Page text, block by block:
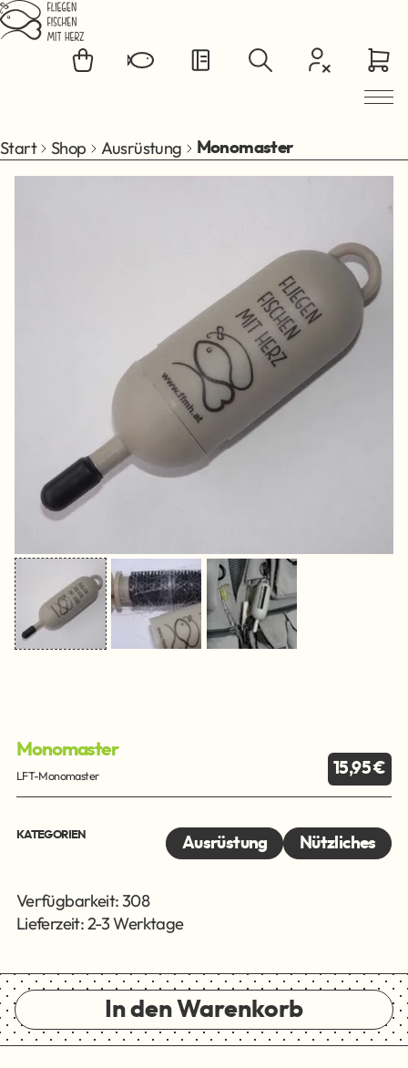
Zum Hauptinhalt springen
Start Shop Ausrüstung Monomaster
Monomaster
LFT-Monomaster 15,95 €
KATEGORIEN Ausrüstung Nützliches
Verfügbarkeit: 308
Lieferzeit: 2-3 Werktage
In den Warenkorb